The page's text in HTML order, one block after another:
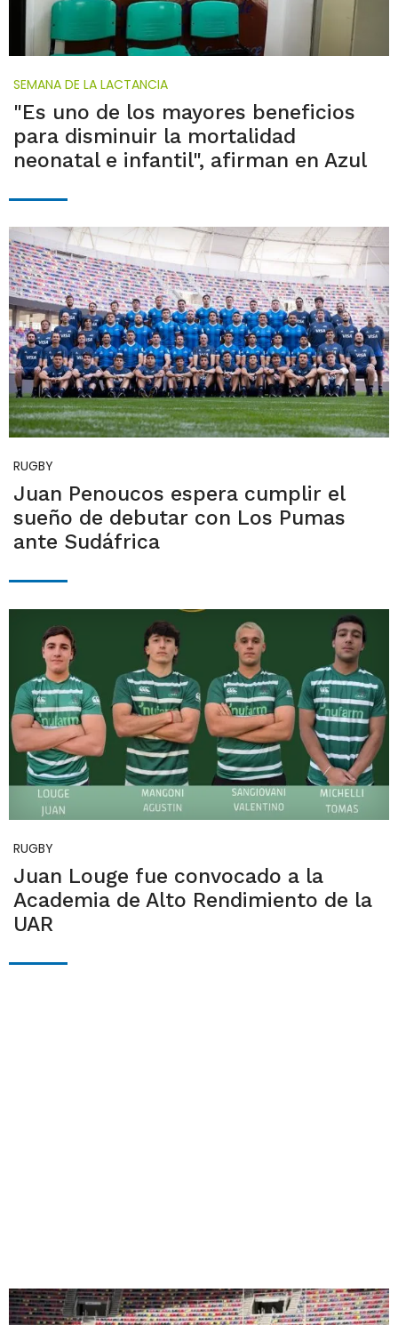
SEMANA DE LA LACTANCIA
"Es uno de los mayores beneficios
para disminuir la mortalidad
neonatal e infantil", afirman en Azul
RUGBY
Juan Penoucos espera cumplir el
sueño de debutar con Los Pumas
ante Sudáfrica
RUGBY
Juan Louge fue convocado a la
Academia de Alto Rendimiento de la
UAR